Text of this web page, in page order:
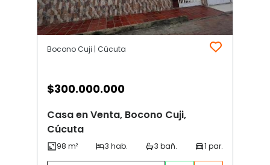
Bocono Cuji | Cúcuta
$300.000.000
Casa en Venta, Bocono Cuji,
Cúcuta